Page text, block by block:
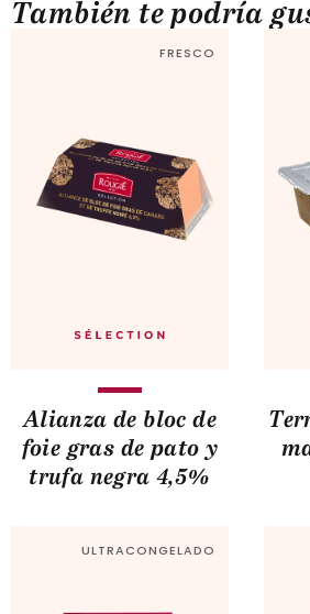
También te podría
FRESCO
Alianza de bloc de
foie gras de pato y
trufa negra 4,5%
ULTRACONGELADO